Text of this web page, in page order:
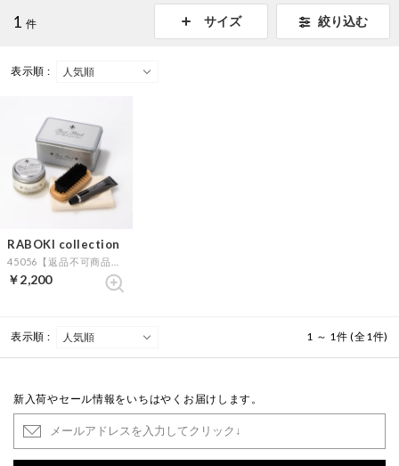
1 件 サイズ 絞り込む
表示順 :
RABOKI collection
￥2,200
表示順 : 1 ～ 1件 (全1件)
新入荷やセール情報をいちはやくお届けします。